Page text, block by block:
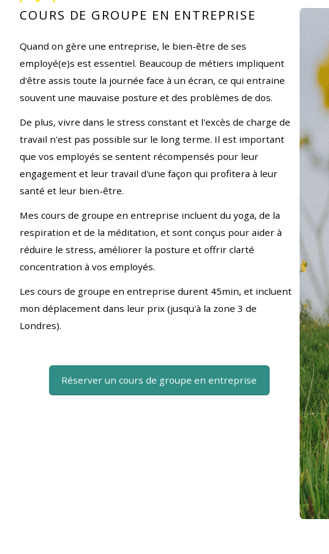
COURS DE GROUPE EN ENTREPRISE
Quand on gère une entreprise, le bien-être de ses
employé(e)s est essentiel. Beaucoup de métiers impliquent
d'être assis toute la journée face à un écran, ce qui entraine
souvent une mauvaise posture et des problèmes de dos.
De plus, vivre dans le stress constant et l'excès de charge de
travail n'est pas possible sur le long terme. Il est important
que vos employés se sentent récompensés pour leur
engagement et leur travail d'une façon qui profitera à leur
santé et leur bien-être.
Mes cours de groupe en entreprise incluent du yoga, de la
respiration et de la méditation, et sont conçus pour aider à
réduire le stress, améliorer la posture et offrir clarté
concentration à vos employés.
Les cours de groupe en entreprise durent 45min, et incluent
mon déplacement dans leur prix (jusqu'à la zone 3 de
Londres).
Réserver un cours de groupe en entreprise